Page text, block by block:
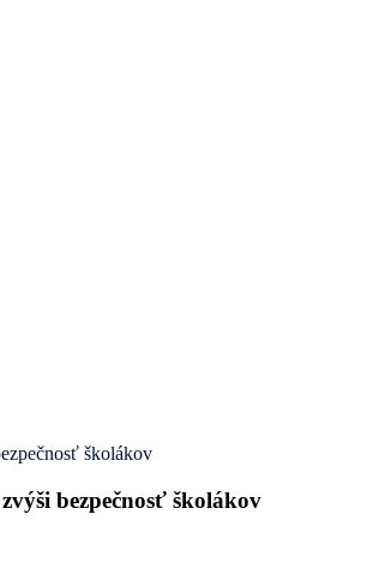
školákov
bezpečnosť školákov